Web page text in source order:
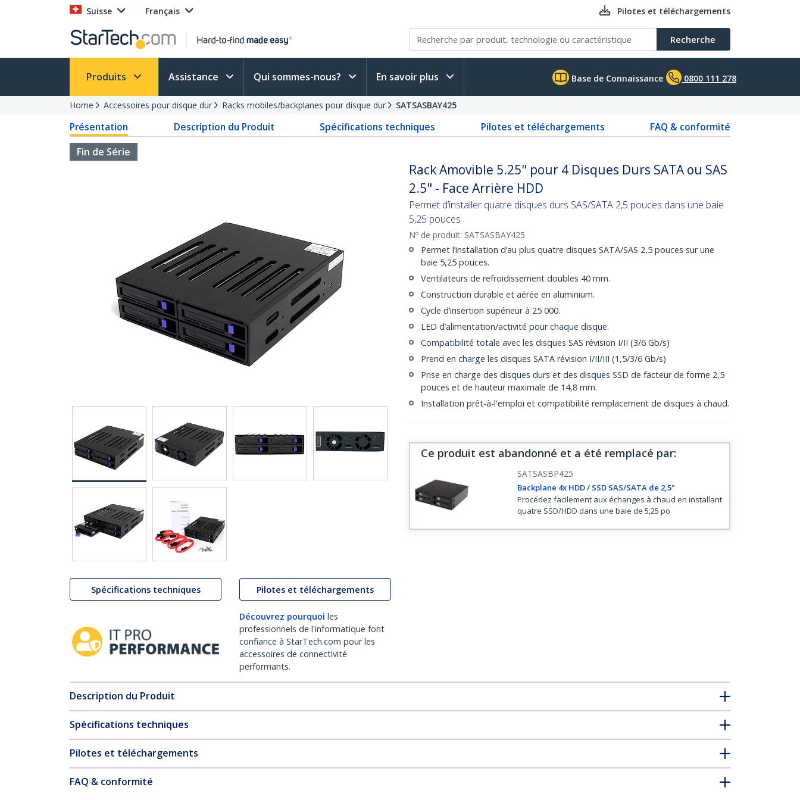
Suisse Français Pilotes et téléchargements
Recherche
Produits Assistance Qui sommes-nous? En savoir plus Base de Connaissance 0800 111 278
Home Accessoires pour disque dur Racks mobiles/backplanes pour disque dur SATSASBAY425
Présentation Description du Produit Spécifications techniques Pilotes et téléchargements
FAQ & conformité
Fin de Série
Spécifications techniques Pilotes et téléchargements
Découvrez pourquoi les
professionnels de l'informatique font
confiance à StarTech.com pour les
accessoires de connectivité
performants.
Rack Amovible 5.25" pour 4 Disques Durs SATA ou SAS
2.5" - Face Arrière HDD
Permet d’installer quatre disques durs SAS/SATA 2,5 pouces dans une baie
5,25 pouces
Nº de produit: SATSASBAY425
Permet l’installation d’au plus quatre disques SATA/SAS 2,5 pouces sur une
baie 5,25 pouces.
Ventilateurs de refroidissement doubles 40 mm.
Construction durable et aérée en aluminium.
Cycle d’insertion supérieur à 25 000.
LED d’alimentation/activité pour chaque disque.
Compatibilité totale avec les disques SAS révision I/II (3/6 Gb/s)
Prend en charge les disques SATA révision I/II/III (1,5/3/6 Gb/s)
Prise en charge des disques durs et des disques SSD de facteur de forme 2,5
pouces et de hauteur maximale de 14,8 mm.
Installation prêt-à-l'emploi et compatibilité remplacement de disques à chaud.
Ce produit est abandonné et a été remplacé par:
SATSASBP425
Backplane 4x HDD / SSD SAS/SATA de 2,5"
Procédez facilement aux échanges à chaud en installant
quatre SSD/HDD dans une baie de 5,25 po
Description du Produit
Spécifications techniques
Pilotes et téléchargements
FAQ & conformité